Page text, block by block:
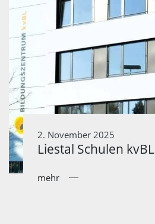
2. November 2025
Liestal Schulen kvBL
mehr